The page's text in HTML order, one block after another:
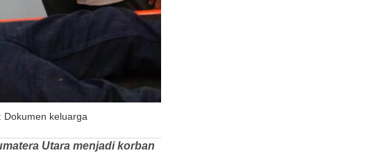
Dokumen keluarga
Utara menjadi korban